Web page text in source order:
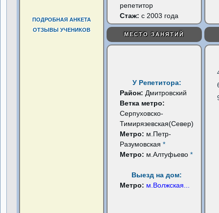
ПОДРОБНАЯ АНКЕТА
ОТЗЫВЫ УЧЕНИКОВ
репетитор
Стаж: с 2003 года
МЕСТО ЗАНЯТИЙ
У Репетитора:
Район: Дмитровский
Ветка метро:
Серпуховско-
Тимирязевская(Север)
Метро: м.Петр-
Разумовская*
Метро: м.Алтуфьево*
Выезд на дом:
Метро: м.Волжская